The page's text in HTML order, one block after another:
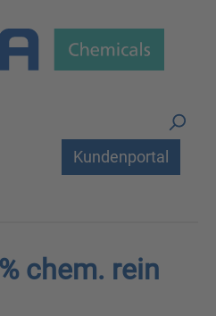
Kundenportal
chem. rein